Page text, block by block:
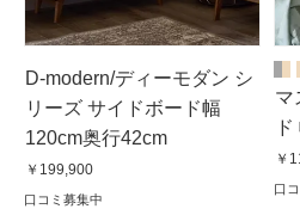
D-modern/ディーモダン シ
リーズ サイドボード幅
120cm奥行42cm
￥199,900
口コミ募集中
マ
￥
口